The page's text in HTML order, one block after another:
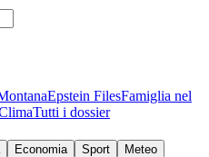
Epstein FilesFamiglia nel
Tutti i dossier
Economia Sport
Meteo